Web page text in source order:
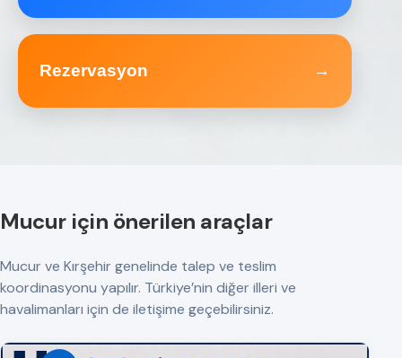
Rezervasyon →
Mucur için önerilen araçlar
Mucur ve Kırşehir genelinde talep ve teslim
koordinasyonu yapılır. Türkiye’nin diğer illeri ve
havalimanları için de iletişime geçebilirsiniz.